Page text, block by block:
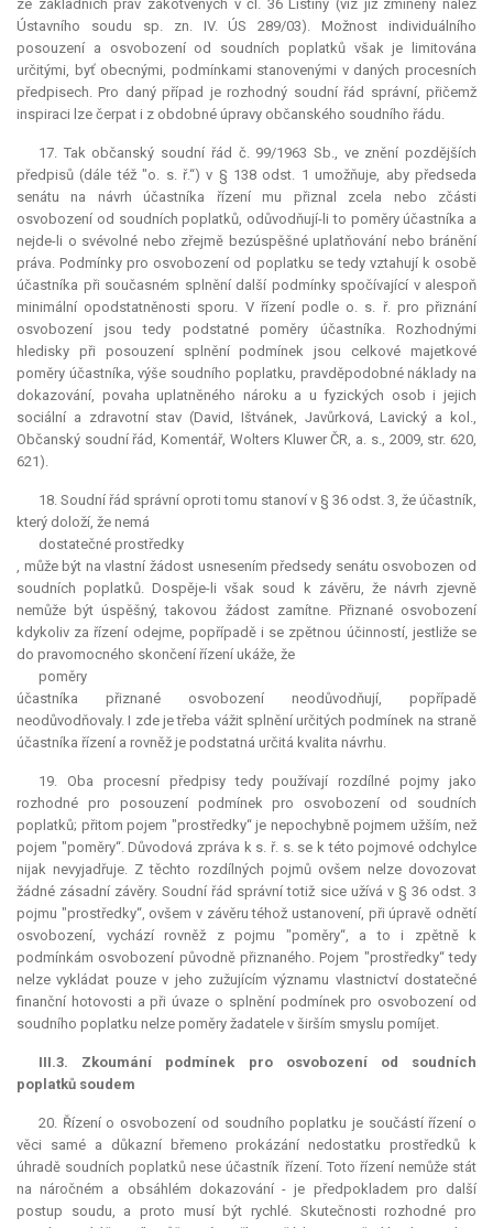
ze základních práv zakotvených v čl. 36 Listiny (viz již zmíněný nález
Ústavního soudu sp. zn. IV. ÚS 289/03). Možnost individuálního
posouzení a osvobození od soudních poplatků však je limitována
určitými, byť obecnými, podmínkami stanovenými v daných procesních
předpisech. Pro daný případ je rozhodný soudní řád správní, přičemž
inspiraci lze čerpat i z obdobné úpravy občanského soudního řádu.
17. Tak občanský soudní řád č. 99/1963 Sb., ve znění pozdějších
předpisů (dále též "o. s. ř.“) v § 138 odst. 1 umožňuje, aby předseda
senátu na návrh účastníka řízení mu přiznal zcela nebo zčásti
osvobození od soudních poplatků, odůvodňují-li to poměry účastníka a
nejde-li o svévolné nebo zřejmě bezúspěšné uplatňování nebo bránění
práva. Podmínky pro osvobození od poplatku se tedy vztahují k osobě
účastníka při současném splnění další podmínky spočívající v alespoň
minimální opodstatněnosti sporu. V řízení podle o. s. ř. pro přiznání
osvobození jsou tedy podstatné poměry účastníka. Rozhodnými
hledisky při posouzení splnění podmínek jsou celkové majetkové
poměry účastníka, výše soudního poplatku, pravděpodobné náklady na
dokazování, povaha uplatněného nároku a u fyzických osob i jejich
sociální a zdravotní stav (David, Ištvánek, Javůrková, Lavický a kol.,
Občanský soudní řád, Komentář, Wolters Kluwer ČR, a. s., 2009, str. 620,
621).
18. Soudní řád správní oproti tomu stanoví v § 36 odst. 3, že účastník,
který doloží, že nemá
dostatečné prostředky
, může být na vlastní žádost usnesením předsedy senátu osvobozen od
soudních poplatků. Dospěje-li však soud k závěru, že návrh zjevně
nemůže být úspěšný, takovou žádost zamítne. Přiznané osvobození
kdykoliv za řízení odejme, popřípadě i se zpětnou účinností, jestliže se
do pravomocného skončení řízení ukáže, že
poměry
účastníka přiznané osvobození neodůvodňují, popřípadě
neodůvodňovaly. I zde je třeba vážit splnění určitých podmínek na straně
účastníka řízení a rovněž je podstatná určitá kvalita návrhu.
19. Oba procesní předpisy tedy používají rozdílné pojmy jako
rozhodné pro posouzení podmínek pro osvobození od soudních
poplatků; přitom pojem "prostředky“ je nepochybně pojmem užším, než
pojem "poměry“. Důvodová zpráva k s. ř. s. se k této pojmové odchylce
nijak nevyjadřuje. Z těchto rozdílných pojmů ovšem nelze dovozovat
žádné zásadní závěry. Soudní řád správní totiž sice užívá v § 36 odst. 3
pojmu "prostředky“, ovšem v závěru téhož ustanovení, při úpravě odnětí
osvobození, vychází rovněž z pojmu "poměry“, a to i zpětně k
podmínkám osvobození původně přiznaného. Pojem "prostředky“ tedy
nelze vykládat pouze v jeho zužujícím významu vlastnictví dostatečné
finanční hotovosti a při úvaze o splnění podmínek pro osvobození od
soudního poplatku nelze poměry žadatele v širším smyslu pomíjet.
III.3. Zkoumání podmínek pro osvobození od soudních
poplatků soudem
20. Řízení o osvobození od soudního poplatku je součástí řízení o
věci samé a důkazní břemeno prokázání nedostatku prostředků k
úhradě soudních poplatků nese účastník řízení. Toto řízení nemůže stát
na náročném a obsáhlém dokazování - je předpokladem pro další
postup soudu, a proto musí být rychlé. Skutečnosti rozhodné pro